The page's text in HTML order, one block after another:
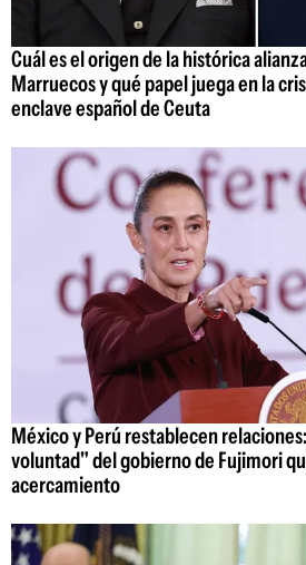
Cuál es el origen de la histórica
Marruecos y qué papel juega en la
enclave español de Ceuta
México y Perú restablecen
voluntad" del gobierno de Fujimori
acercamiento